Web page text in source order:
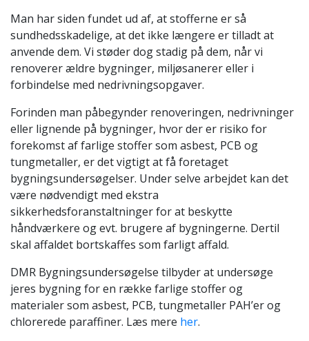
Man har siden fundet ud af, at stofferne er så
sundhedsskadelige, at det ikke længere er tilladt at
anvende dem. Vi støder dog stadig på dem, når vi
renoverer ældre bygninger, miljøsanerer eller i
forbindelse med nedrivningsopgaver.
Forinden man påbegynder renoveringen, nedrivninger
eller lignende på bygninger, hvor der er risiko for
forekomst af farlige stoffer som asbest, PCB og
tungmetaller, er det vigtigt at få foretaget
bygningsundersøgelser. Under selve arbejdet kan det
være nødvendigt med ekstra
sikkerhedsforanstaltninger for at beskytte
håndværkere og evt. brugere af bygningerne. Dertil
skal affaldet bortskaffes som farligt affald.
DMR Bygningsundersøgelse tilbyder at undersøge
jeres bygning for en række farlige stoffer og
materialer som asbest, PCB, tungmetaller PAH’er og
chlorerede paraffiner. Læs mere her.